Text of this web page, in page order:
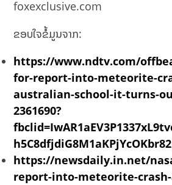
foxexclusive.com
ຂອບໃຈຂໍ້ມູນຈາກ:
https://www.ndtv.com/
for-report-into-meteorite-
australian-school-it-turns-
2361690?
https://newsdaily.in.net/
report-into-meteorite-